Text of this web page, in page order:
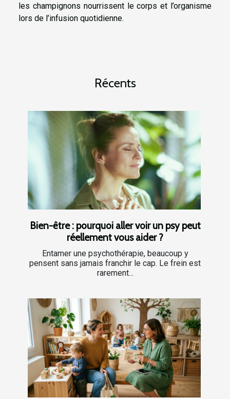
les champignons nourrissent le corps et l’organisme
lors de l’infusion quotidienne.
Récents
Bien-être : pourquoi aller voir un psy peut
réellement vous aider ?
Entamer une psychothérapie, beaucoup y
pensent sans jamais franchir le cap. Le frein est
rarement...